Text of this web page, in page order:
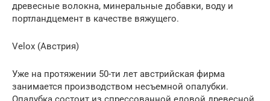
древесные волокна, минеральные добавки, воду и
портландцемент в качестве вяжущего.
Velox (Австрия)
Уже на протяжении 50-ти лет австрийская фирма
занимается производством несъемной опалубки.